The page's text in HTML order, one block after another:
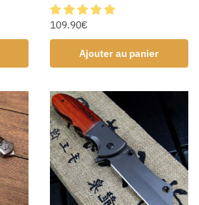
109.90€
Ajouter au panier